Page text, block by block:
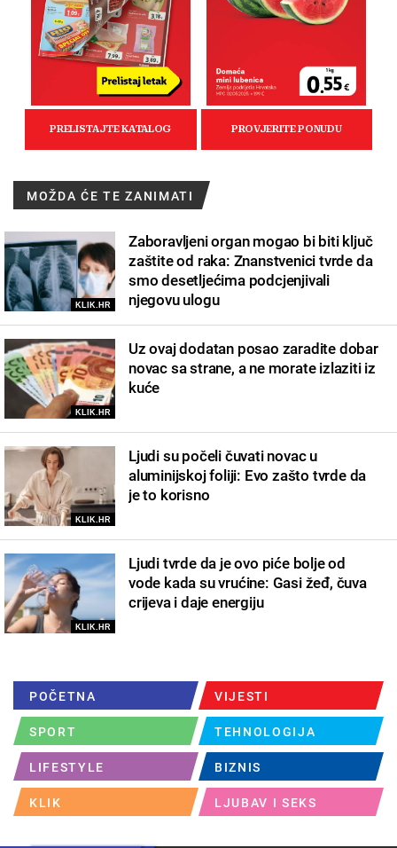
MOŽDA ĆE TE ZANIMATI
KLIK.HR
Zaboravljeni organ mogao bi biti ključ
zaštite od raka: Znanstvenici tvrde da
smo desetljećima podcjenjivali
njegovu ulogu
KLIK.HR
Uz ovaj dodatan posao zaradite dobar
novac sa strane, a ne morate izlaziti iz
kuće
KLIK.HR
Ljudi su počeli čuvati novac u
aluminijskoj foliji: Evo zašto tvrde da
je to korisno
KLIK.HR
Ljudi tvrde da je ovo piće bolje od
vode kada su vrućine: Gasi žeđ, čuva
crijeva i daje energiju
POČETNA VIJESTI
SPORT TEHNOLOGIJA
LIFESTYLE BIZNIS
KLIK LJUBAV I SEKS